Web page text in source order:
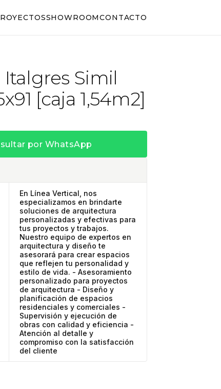
SHOWROOMCONTACTO
Simil
[caja 1,54m2]
por WhatsApp
En Línea Vertical, nos
especializamos en brindarte
soluciones de arquitectura
personalizadas y efectivas para
tus proyectos y trabajos.
Nuestro equipo de expertos en
arquitectura y diseño te
asesorará para crear espacios
que reflejen tu personalidad y
estilo de vida. - Asesoramiento
personalizado para proyectos
de arquitectura - Diseño y
planificación de espacios
residenciales y comerciales -
Supervisión y ejecución de
obras con calidad y eficiencia -
Atención al detalle y
compromiso con la satisfacción
del cliente